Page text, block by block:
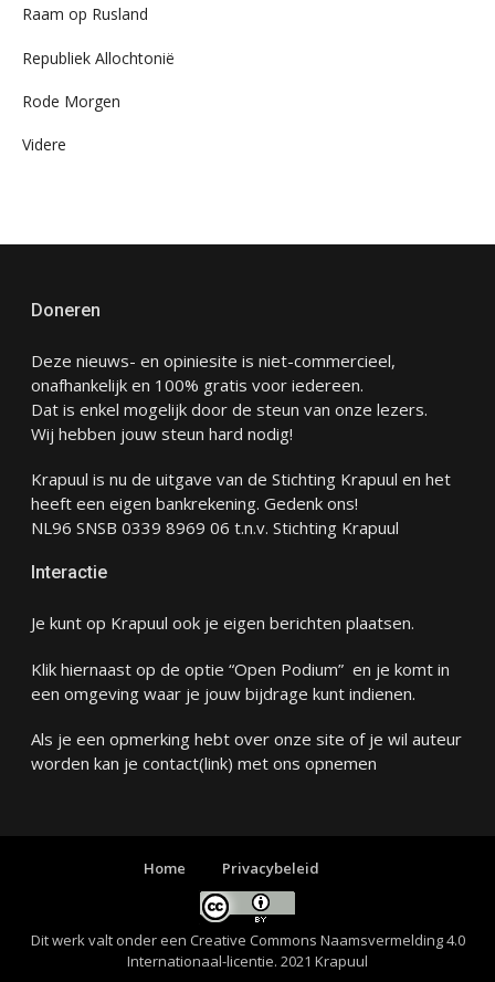
Raam op Rusland
Republiek Allochtonië
Rode Morgen
Videre
Doneren
Deze nieuws- en opiniesite is niet-commercieel,
onafhankelijk en 100% gratis voor iedereen.
Dat is enkel mogelijk door de steun van onze lezers.
Wij hebben jouw steun hard nodig!
Krapuul is nu de uitgave van de Stichting Krapuul en het
heeft een eigen bankrekening. Gedenk ons!
NL96 SNSB 0339 8969 06 t.n.v. Stichting Krapuul
Interactie
Je kunt op Krapuul ook je eigen berichten plaatsen.
Klik hiernaast op de optie “Open Podium” en je komt in
een omgeving waar je jouw bijdrage kunt indienen.
Als je een opmerking hebt over onze site of je wil auteur
worden kan je contact(link) met ons opnemen
Home Privacybeleid
Dit werk valt onder een Creative Commons Naamsvermelding 4.0
Internationaal-licentie. 2021 Krapuul